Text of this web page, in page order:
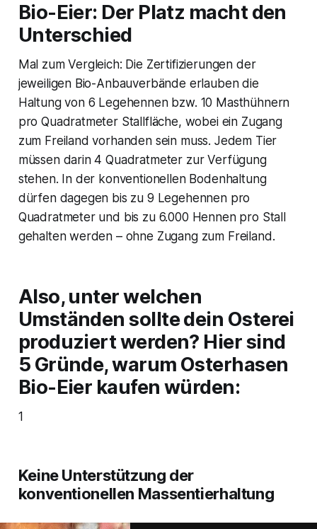
Bio-Eier: Der Platz macht den
Unterschied
Mal zum Vergleich: Die Zertifizierungen der
jeweiligen Bio-Anbauverbände erlauben die
Haltung von 6 Legehennen bzw. 10 Masthühnern
pro Quadratmeter Stallfläche, wobei ein Zugang
zum Freiland vorhanden sein muss. Jedem Tier
müssen darin 4 Quadratmeter zur Verfügung
stehen. In der konventionellen Bodenhaltung
dürfen dagegen bis zu 9 Legehennen pro
Quadratmeter und bis zu 6.000 Hennen pro Stall
gehalten werden – ohne Zugang zum Freiland.
Also, unter welchen
Umständen sollte dein Osterei
produziert werden? Hier sind
5 Gründe, warum Osterhasen
Bio-Eier kaufen würden:
1
Keine Unterstützung der
konventionellen Massentierhaltung